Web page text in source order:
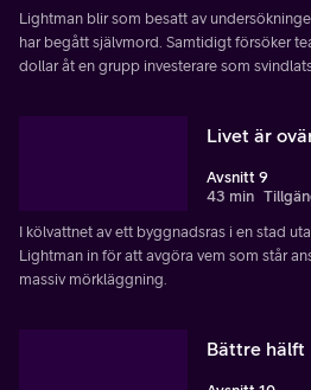
Lightman blir som besatt av
har begått självmord. Samtidigt försöker
dollar åt en grupp investerare som
Livet är
Avsnitt 9
43 min
I kölvattnet av ett byggnadsras i en stad
Lightman in för att avgöra vem som står
massiv mörkläggning.
Bättre hälft